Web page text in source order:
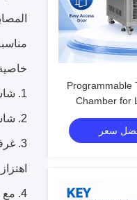
Programmable
Chamber for
with Humidity
سعر
1. شاشة LCD تعمل باللمس قابلة للبرمجة آلة اختبار الغبار المادة الداخلية: الفولاذ المقاوم للصدأ (SUS # 304)
2. شاشة LCD تعمل باللمس برمجة الغبار آلة اختبار المواد الخارجية: لوحة مسحوق الطلاء الصلب
3. غرفة اختبار الغبار تستخدم شاشة التحكم القابلة للبرمجة المستوردة التي تعمل باللمس ، يمكن التحكم في تهب محرك الغبار ،
4. مع ختم باب غرفة جيدة ، لديه قفل الجهاز ونافذة مراقبة الزجاج. هناك مصباح والغبار